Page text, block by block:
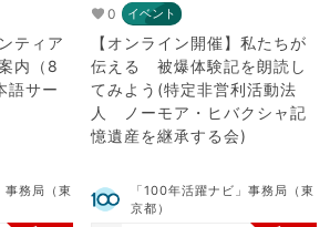
ティア
内（8
語サー
0 イベント
【オンライン開催】私たちが
伝える 被爆体験記を朗読し
てみよう(特定非営利活動法
人 ノーモア・ヒバクシャ記
憶遺産を継承する会)
事務局（東
「100年活躍ナビ」事務局（東
京都）